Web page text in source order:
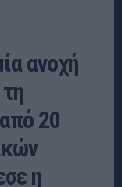
ανοχή
20
η